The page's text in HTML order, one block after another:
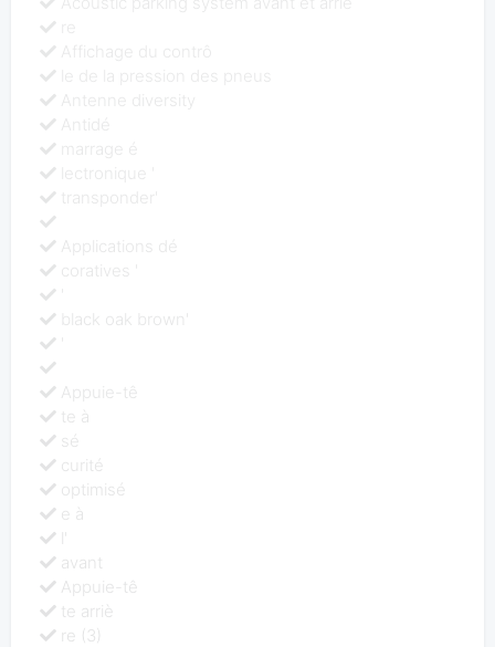
marrage é
transponder'
Applications dé
coratives '
black oak brown'
Appuie-tê
te à
sé
curité
optimisé
e à
l'
avant
Appuie-tê
te arriè
re (3)